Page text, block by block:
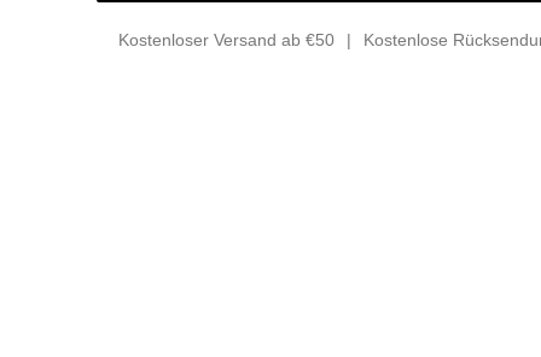
Kostenloser Versand ab €50 Kostenlose